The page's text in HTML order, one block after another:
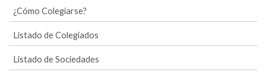
¿Cómo Colegiarse?
Listado de Colegiados
Listado de Sociedades